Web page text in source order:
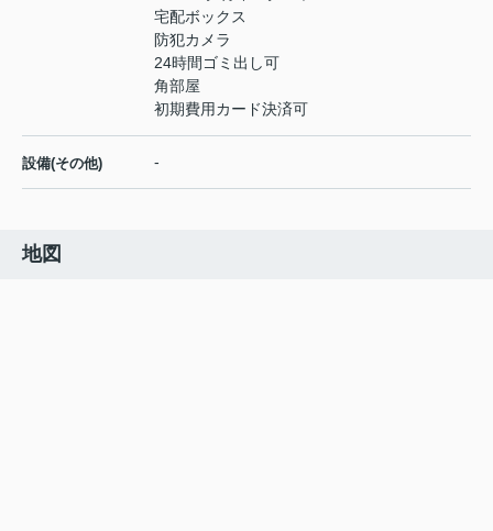
宅配ボックス
防犯カメラ
24時間ゴミ出し可
角部屋
初期費用カード決済可
設備(その他) -
地図